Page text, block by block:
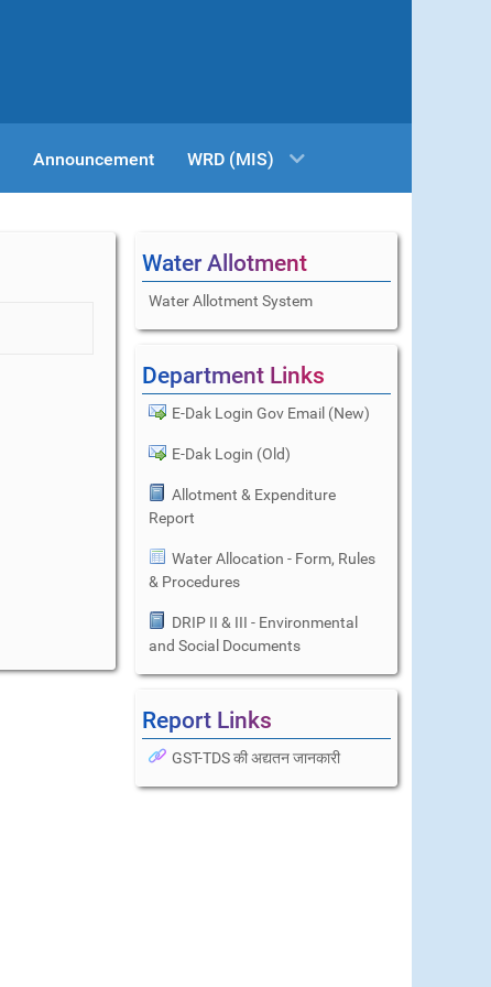
Announcement WRD (MIS)
Water Allotment
Water Allotment System
Department Links
E-Dak Login Gov Email (New)
E-Dak Login (Old)
Allotment & Expenditure
Report
Water Allocation - Form, Rules
& Procedures
DRIP II & III - Environmental
and Social Documents
Report Links
GST-TDS की अद्यतन जानकारी